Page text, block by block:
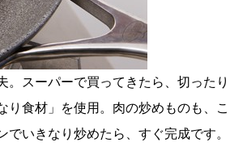
。スーパーで買ってきたら、切ったり
食材」を使用。肉の炒めものも、こ
いきなり炒めたら、すぐ完成です。